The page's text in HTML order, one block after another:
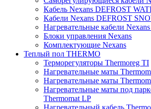
Кабель Nexans DEFROST
Кабели Nexans DEFROST
Нагревательные кабели
Блоки управления Nexans
Комплектующие Nexans
Теплый пол THERMO
Терморегуляторы Thermoreg TI
Нагревательные маты
Нагревательные маты
Нагревательные маты под
Thermomat LP
Нагревательный кабель